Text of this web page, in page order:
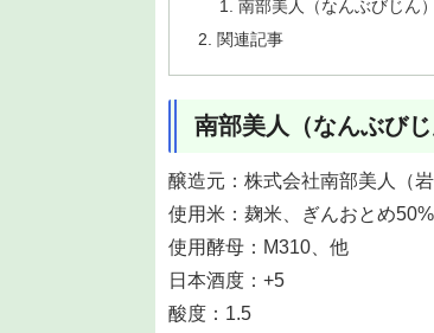
南部美人（なんぶびじん
関連記事
南部美人（なんぶび
醸造元：株式会社南部美人（岩
使用米：麹米、ぎんおとめ
使用酵母：M310、他
日本酒度：+5
酸度：1.5